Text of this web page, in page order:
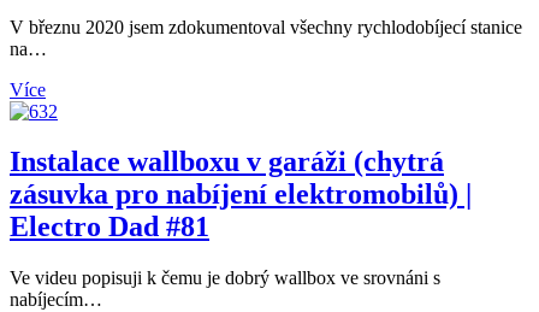
V březnu 2020 jsem zdokumentoval všechny rychlodobíjecí stanice
na…
Více
Instalace wallboxu v garáži (chytrá
zásuvka pro nabíjení elektromobilů) |
Electro Dad #81
Ve videu popisuji k čemu je dobrý wallbox ve srovnáni s
nabíjecím…